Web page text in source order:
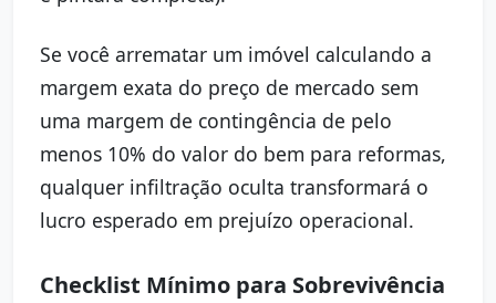
Se você arrematar um imóvel calculando a
margem exata do preço de mercado sem
uma margem de contingência de pelo
menos 10% do valor do bem para reformas,
qualquer infiltração oculta transformará o
lucro esperado em prejuízo operacional.
Checklist Mínimo para Sobrevivência